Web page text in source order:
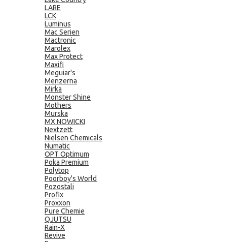
LARE
LCK
Luminus
Mac Serien
Mactronic
Marolex
Max Protect
Maxifi
Meguiar's
Menzerna
Mirka
Monster Shine
Mothers
Murska
MX NOWICKI
Nextzett
Nielsen Chemicals
Numatic
OPT Optimum
Poka Premium
Polytop
Poorboy's World
Pozostali
Profix
Proxxon
Pure Chemie
QJUTSU
Rain-X
Revive